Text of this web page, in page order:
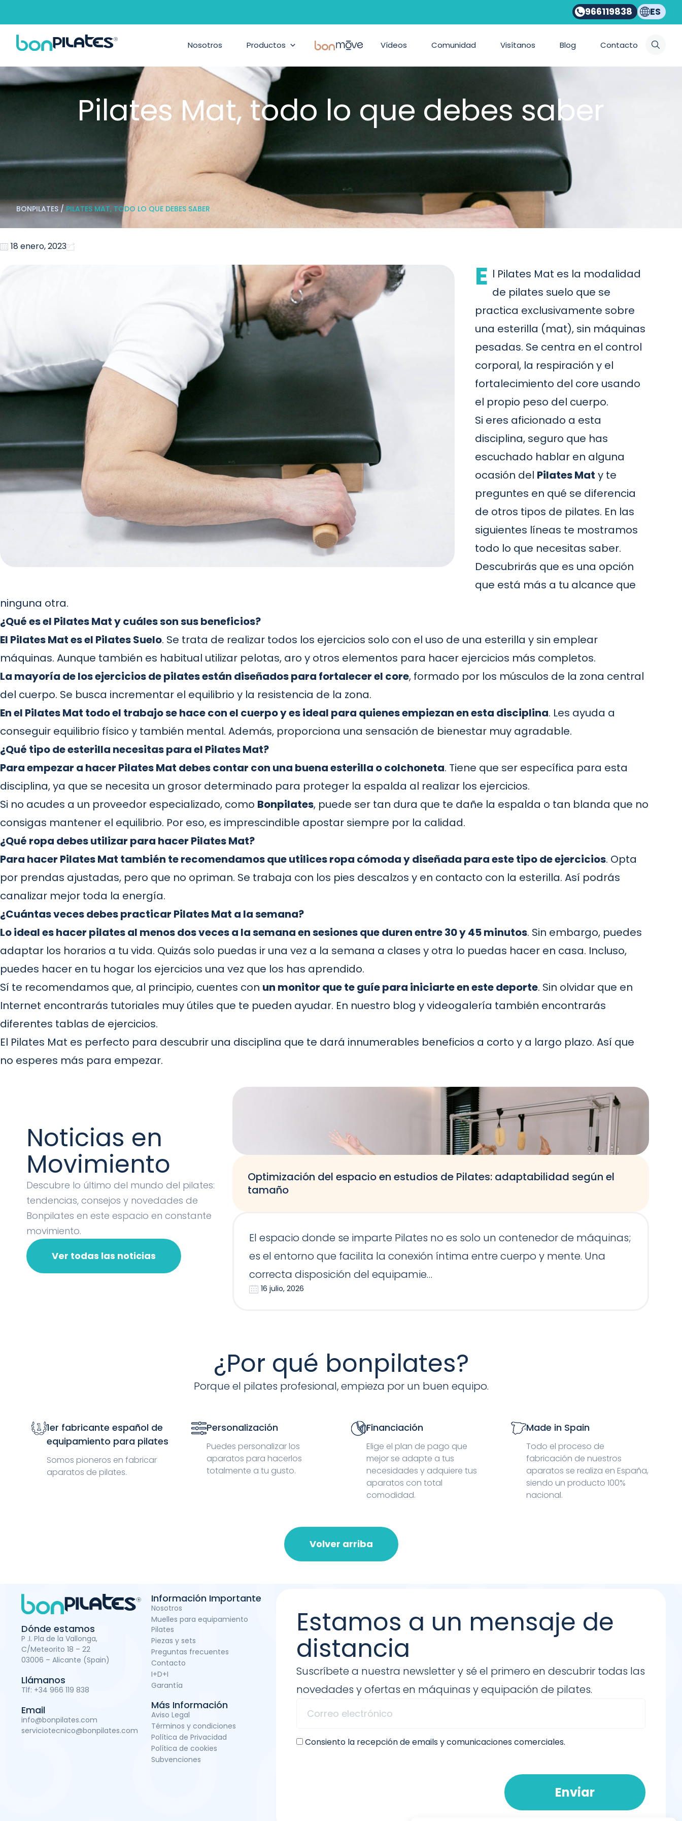
966119838 ES
Nosotros Productos BonMove Vídeos Comunidad Visítanos Blog Contacto
Pilates Mat, todo lo que debes saber
BONPILATES/PILATES MAT, TODO LO QUE DEBES SABER
18 enero, 2023
E l Pilates Mat es la modalidad
de pilates suelo que se
practica exclusivamente sobre
una esterilla (mat), sin máquinas
pesadas. Se centra en el control
corporal, la respiración y el
fortalecimiento del core usando
el propio peso del cuerpo.
Si eres aficionado a esta
disciplina, seguro que has
escuchado hablar en alguna
ocasión del Pilates Mat y te
preguntes en qué se diferencia
de otros tipos de pilates. En las
siguientes líneas te mostramos
todo lo que necesitas saber.
Descubrirás que es una opción
que está más a tu alcance que
ninguna otra.
¿Qué es el Pilates Mat y cuáles son sus beneficios?
El Pilates Mat es el Pilates Suelo. Se trata de realizar todos los ejercicios solo con el uso de una esterilla y sin emplear
máquinas. Aunque también es habitual utilizar pelotas, aro y otros elementos para hacer ejercicios más completos.
La mayoría de los ejercicios de pilates están diseñados para fortalecer el core, formado por los músculos de la zona central
del cuerpo. Se busca incrementar el equilibrio y la resistencia de la zona.
En el Pilates Mat todo el trabajo se hace con el cuerpo y es ideal para quienes empiezan en esta disciplina. Les ayuda a
conseguir equilibrio físico y también mental. Además, proporciona una sensación de bienestar muy agradable.
¿Qué tipo de esterilla necesitas para el Pilates Mat?
Para empezar a hacer Pilates Mat debes contar con una buena esterilla o colchoneta. Tiene que ser específica para esta
disciplina, ya que se necesita un grosor determinado para proteger la espalda al realizar los ejercicios.
Si no acudes a un proveedor especializado, como Bonpilates, puede ser tan dura que te dañe la espalda o tan blanda que no
consigas mantener el equilibrio. Por eso, es imprescindible apostar siempre por la calidad.
¿Qué ropa debes utilizar para hacer Pilates Mat?
Para hacer Pilates Mat también te recomendamos que utilices ropa cómoda y diseñada para este tipo de ejercicios. Opta
por prendas ajustadas, pero que no opriman. Se trabaja con los pies descalzos y en contacto con la esterilla. Así podrás
canalizar mejor toda la energía.
¿Cuántas veces debes practicar Pilates Mat a la semana?
Lo ideal es hacer pilates al menos dos veces a la semana en sesiones que duren entre 30 y 45 minutos. Sin embargo, puedes
adaptar los horarios a tu vida. Quizás solo puedas ir una vez a la semana a clases y otra lo puedas hacer en casa. Incluso,
puedes hacer en tu hogar los ejercicios una vez que los has aprendido.
Sí te recomendamos que, al principio, cuentes con un monitor que te guíe para iniciarte en este deporte. Sin olvidar que en
Internet encontrarás tutoriales muy útiles que te pueden ayudar. En nuestro blog yvideogalería también encontrarás
diferentes tablas de ejercicios.
El Pilates Mat es perfecto para descubrir una disciplina que te dará innumerables beneficios a corto y a largo plazo. Así que
no esperes más para empezar.
Noticias en
Movimiento
Descubre lo último del mundo del pilates:
tendencias, consejos y novedades de
Bonpilates en este espacio en constante
movimiento.
Ver todas las noticias
Optimización del espacio en estudios de Pilates: adaptabilidad según el
tamaño
El espacio donde se imparte Pilates no es solo un contenedor de máquinas;
es el entorno que facilita la conexión íntima entre cuerpo y mente. Una
correcta disposición del equipamie…
16 julio, 2026
¿Por qué bonpilates?
Porque el pilates profesional, empieza por un buen equipo.
1er fabricante español de
equipamiento para pilates
Somos pioneros en fabricar
aparatos de pilates.
Personalización
Puedes personalizar los
aparatos para hacerlos
totalmente a tu gusto.
Financiación
Elige el plan de pago que
mejor se adapte a tus
necesidades y adquiere tus
aparatos con total
comodidad.
Made in Spain
Todo el proceso de
fabricación de nuestros
aparatos se realiza en España,
siendo un producto 100%
nacional.
Volver arriba
Dónde estamos
P .I. Pla de la Vallonga,
C/Meteorito 18 – 22
03006 – Alicante (Spain)
Llámanos
Tlf: +34 966 119 838
Email
info@bonpilates.com
serviciotecnico@bonpilates.com
Información Importante
Nosotros
Muelles para equipamiento
Pilates
Piezas y sets
Preguntas frecuentes
Contacto
I+D+I
Garantía
Más Información
Aviso Legal
Términos y condiciones
Política de Privacidad
Política de cookies
Subvenciones
Estamos a un mensaje de
distancia
Suscríbete a nuestra newsletter y sé el primero en descubrir todas las
novedades y ofertas en máquinas y equipación de pilates.
Consiento la recepción de emails y comunicaciones comerciales.
Enviar